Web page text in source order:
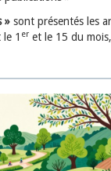
» sont présentés les
le 1 er et le 15 du